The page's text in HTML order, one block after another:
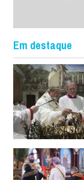
Em destaque